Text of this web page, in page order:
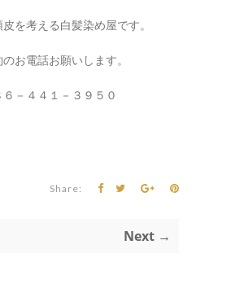
を考える白髪染め屋です。
のお電話お願いします。
６－４４１－３９５０
Share:
Next →